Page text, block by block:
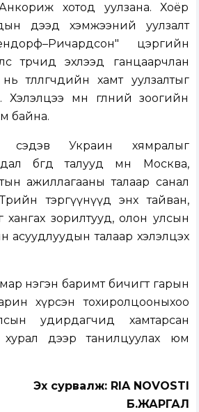
хотод уулзана. Хоёр
дээд хэмжээний уулзалт
цэргийн
төрчид эхлээд ганцаарчлан
төлөөлөгчдийн хамт уулзалтыг
мөн өглөөний зоогийн
байна.
сэдэв Украин хямралыг
бөгөөд талууд мөн Москва,
ажиллагааны талаар санал
тэргүүнүүд энх тайван,
зорилтууд, олон улсын
асуудлуудын талаар хэлэлцэх
нэгэн баримт бичигт гарын
хүрсэн тохиролцооныхоо
удирдагчид хамтарсан
хурал дээр танилцуулах юм
Эх сурвалж: RIA NOVOSTI
Б.ЖАРГАЛ